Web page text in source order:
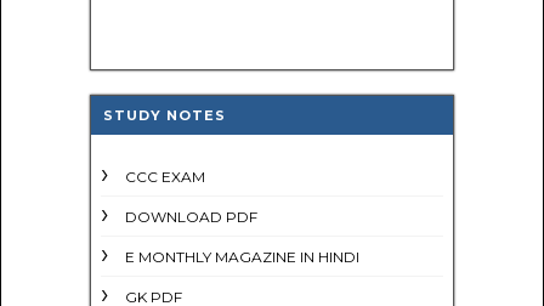
STUDY NOTES
CCC EXAM
DOWNLOAD PDF
E MONTHLY MAGAZINE IN HINDI
GK PDF